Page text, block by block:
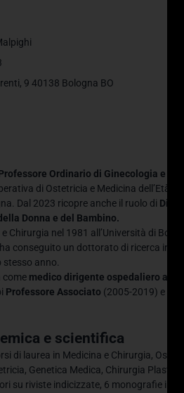
9 40138 Bologna BO
Ordinario di Ginecologia e
di Ostetricia e Medicina dell’Età
Dal 2023 ricopre anche il ruolo di
Donna e del Bambino.
Chirurgia nel 1981 all’Università di
conseguito un dottorato di ricerca in
stesso anno.
come medico dirigente ospedaliero al
Professore Associato (2005-2019) e
e scientifica
di laurea in Medicina e Chirurgia,
Genetica Medica, Chirurgia
su riviste indicizzate, 6 monografie